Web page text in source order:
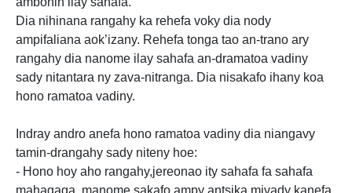
Dia nihinana rangahy ka rehefa voky dia nody
ampifaliana aok’izany. Rehefa tonga tao an-trano ary
rangahy dia nanome ilay sahafa an-dramatoa vadiny
sady nitantara ny zava-nitranga. Dia nisakafo ihany koa
hono ramatoa vadiny.
Indray andro anefa hono ramatoa vadiny dia niangavy
tamin-drangahy sady niteny hoe:
- Hono hoy aho rangahy,jereonao ity sahafa fa sahafa
mahagaga ,manome sakafo ampy antsika mivady kanefa